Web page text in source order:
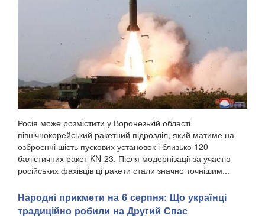
Росія може розмістити у Воронезькій області
північнокорейський ракетний підрозділ, який матиме на
озброєнні шість пускових установок і близько 120
балістичних ракет KN-23. Після модернізації за участю
російських фахівців ці ракети стали значно точнішим...
Народні прикмети на 6 серпня: Що українці
традиційно робили на Другий Спас